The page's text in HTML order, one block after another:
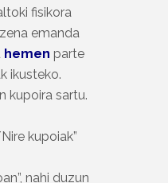
fisikora
emanda
hemen parte
ikusteko.
kupoira sartu.
kupoiak”
nahi duzun